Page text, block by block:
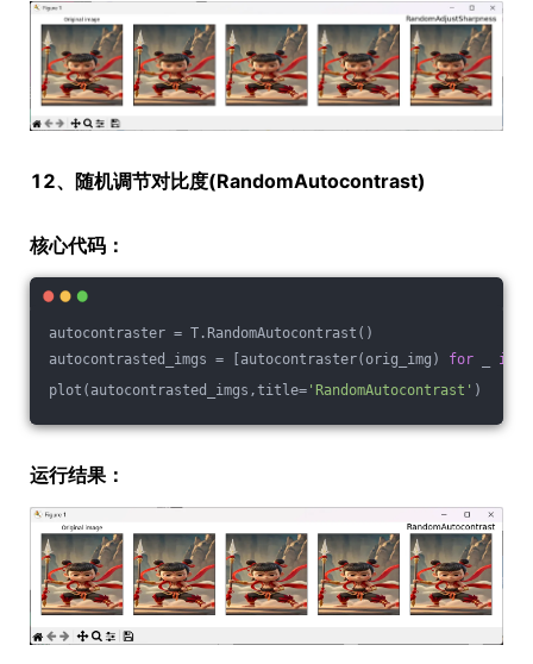
12、随机调节对比度(RandomAutocontrast)
核心代码：
autocontraster = T.RandomAutocontrast()
autocontrasted_imgs = [autocontraster(orig_img) for in
plot(autocontrasted_imgs,title= 'RandomAutocontrast' )
运行结果：